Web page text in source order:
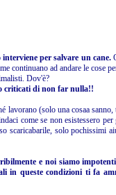
per salvare un cane.
continuano ad andare le cose
Dov'è?
criticati di non far nulla!!
lavorano (solo una cosaa
come se non esistessero
scaricabarile, solo pochissimi
e noi siamo impotenti
in queste condizioni ti fa